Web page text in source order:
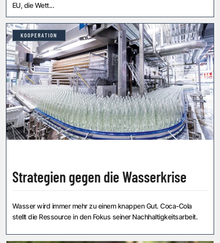
EU, die Wett...
KOOPERATION
Strategien gegen die Wasserkrise
Wasser wird immer mehr zu einem knappen Gut. Coca-Cola
stellt die Ressource in den Fokus seiner Nachhaltigkeitsarbeit.